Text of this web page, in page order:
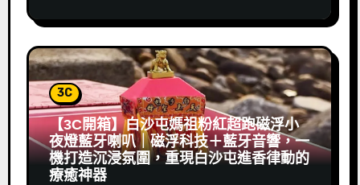
3C
【3C開箱】白沙屯媽祖粉紅超跑磁浮小
夜燈藍牙喇叭｜磁浮科技＋藍牙音響，一
機打造沉浸氛圍，重現白沙屯進香律動的
療癒神器